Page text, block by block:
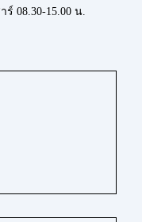
08.30-15.00 น.